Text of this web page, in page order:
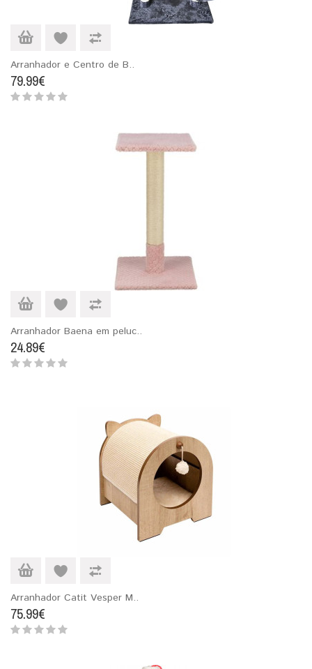
Arranhador e Centro de B..
79.99€
Arranhador Baena em peluc..
24.89€
Arranhador Catit Vesper M..
75.99€